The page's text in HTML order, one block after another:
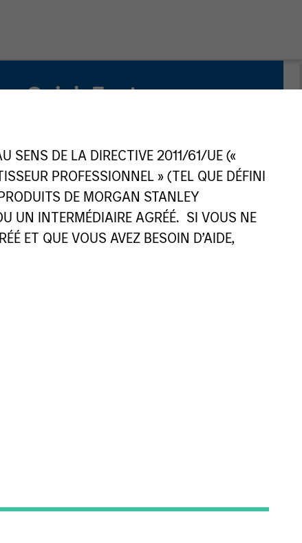
SENS DE LA DIRECTIVE 2011/61/UE («
PROFESSIONNEL » (TEL QUE DÉFINI
DE MORGAN STANLEY
UN INTERMÉDIAIRE AGRÉÉ. SI VOUS NE
ET QUE VOUS AVEZ BESOIN D’AIDE,
Quick Facts
Related Product
Pooled Vehicle